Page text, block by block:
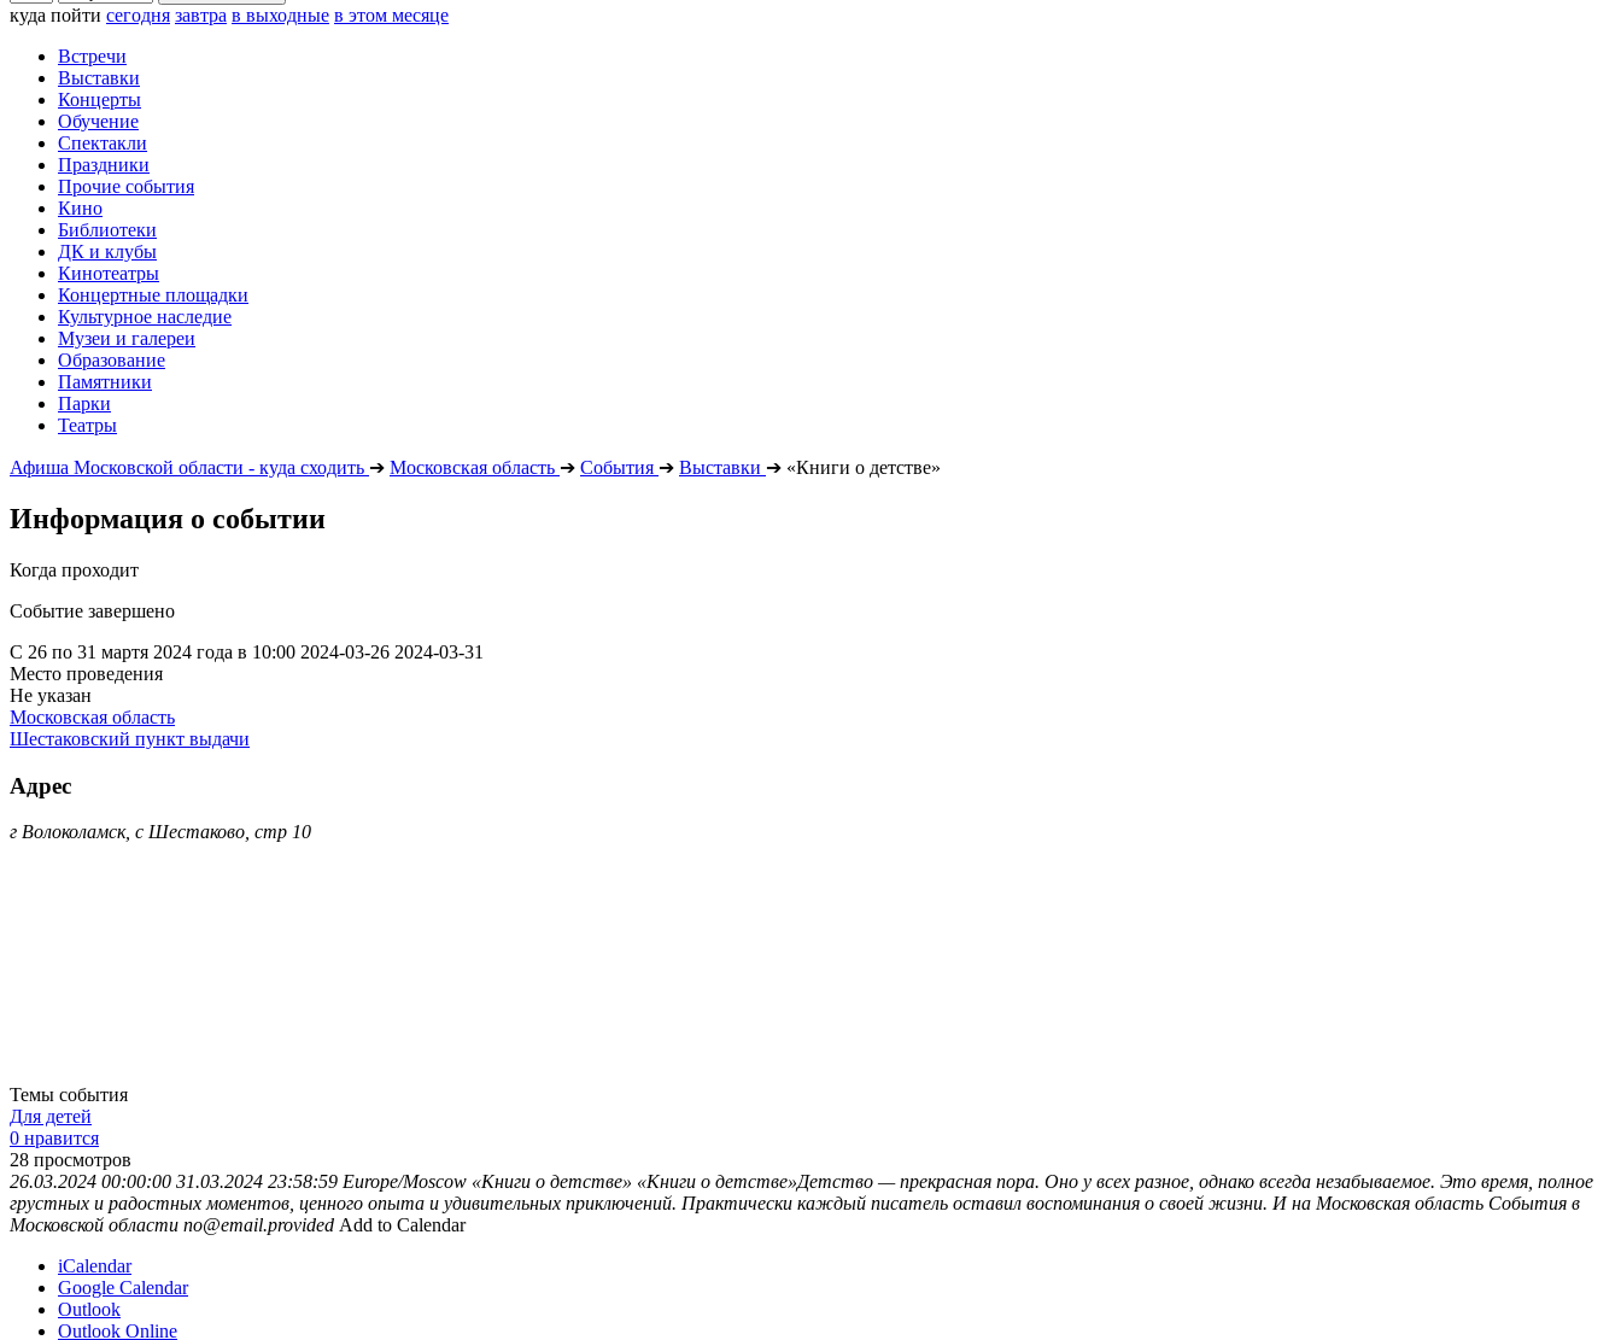
куда пойти сегодня завтра в выходные в этом месяце
Встречи
Выставки
Концерты
Обучение
Спектакли
Праздники
Прочие события
Кино
Библиотеки
ДК и клубы
Кинотеатры
Концертные площадки
Культурное наследие
Музеи и галереи
Образование
Памятники
Парки
Театры
Афиша Московской области - куда сходить ➔ Московская область ➔ События ➔ Выставки ➔ «Книги о детстве»
Информация о событии
Когда проходит
Событие завершено
С 26 по 31 мартя 2024 года в 10:00 2024-03-26 2024-03-31
Место проведения
Не указан
Московская область
Шестаковский пункт выдачи
Адрес
г Волоколамск, с Шестаково, стр 10
Темы события
Для детей
0 нравится
28 просмотров
26.03.2024 00:00:00 31.03.2024 23:58:59 Europe/Moscow «Книги о детстве» «Книги о детстве»Детство — прекрасная пора. Оно у всех разное, однако всегда незабываемое. Это время, полное
грустных и радостных моментов, ценного опыта и удивительных приключений. Практически каждый писатель оставил воспоминания о своей жизни. И на Московская область События в
Московской области no@email.provided Add to Calendar
iCalendar
Google Calendar
Outlook
Outlook Online